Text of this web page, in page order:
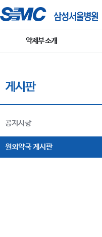
약제부 소개
게시판
공지사항
원외약국 게시판